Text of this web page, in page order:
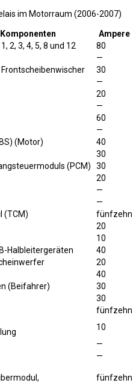
im Motorraum (2006-2007)
Ampere
2, 3, 4, 5, 8 und 12
80
—
30
—
20
—
60
—
(Motor)
40
30
(PCM)
30
20
—
—
(TCM)
fünfzehn
20
10
Halbleitergeräten
40
20
40
(Beifahrer)
30
30
fünfzehn
10
—
—
fünfzehn